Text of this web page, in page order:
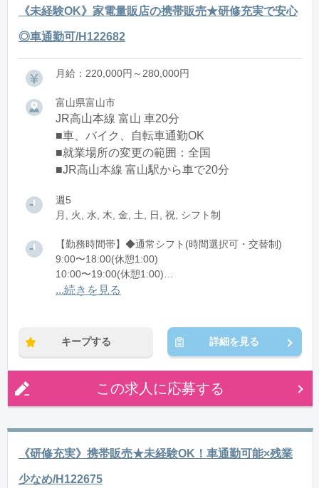
《未経験OK》家電量販店の携帯販売★研修充実で安心
◎車通勤可/H122682
月給：220,000円～280,000円
富山県富山市
JR高山本線 富山 車20分
■車、バイク、自転車通勤OK
■就業場所の変更の範囲：全国
■JR高山本線 富山駅から車で20分
週5
月, 火, 水, 木, 金, 土, 日, 祝, シフト制
【勤務時間帯】◆通常シフト(時間選択可・交替制)
9:00〜18:00(休憩1:00)
10:00〜19:00(休憩1:00)
11:00〜20:00(休憩1:00)
※残業：1〜9時間程度/月
...続きを見る
キープする 詳細を見る
この求人に応募する
《研修充実》携帯販売★未経験OK！車通勤可能×残業
少なめ/H122675